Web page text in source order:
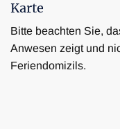
Karte
Bitte beachten Sie,
Anwesen zeigt und
Feriendomizils.